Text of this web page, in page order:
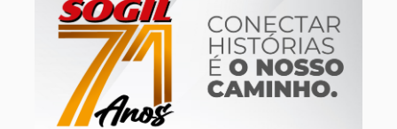
13 de agosto
Quinta-Feira 19° 14°
14 de agosto
Sexta-Feira 19° 14°